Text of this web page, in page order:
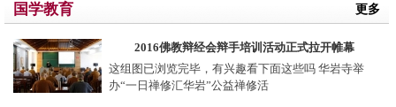
国学教育 更多
2016佛教辩经会辩手培训活动正式拉开帷幕
这组图已浏览完毕，有兴趣看下面这些吗 华岩寺举
办“一日禅修汇华岩”公益禅修活